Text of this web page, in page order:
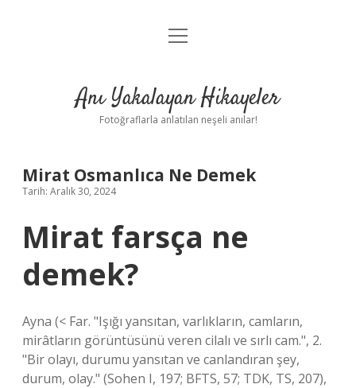
Anasayfa
Yasal Uyarı
menüyü
Anı Yakalayan Hikayeler
Fotoğraflarla anlatılan neşeli anılar!
Mirat Osmanlıca Ne Demek
Tarih: Aralık 30, 2024
Mirat farsça ne
demek?
Ayna (< Far. "Işığı yansıtan, varlıkların, camların,
mirâtların görüntüsünü veren cilalı ve sırlı cam.", 2.
"Bir olayı, durumu yansıtan ve canlandıran şey,
durum, olay." (Sohen I, 197; BFTS, 57; TDK, TS, 207),